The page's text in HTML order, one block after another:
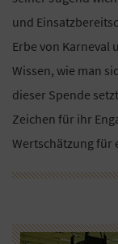
und
Erbe von Karneval
Wissen, wie man
dieser Spende
Zeichen für ihr
Wertschätzung für